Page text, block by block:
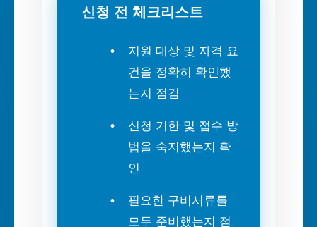
신청 전 체크리스트
지원 대상 및 자격 요
건을 정확히 확인했
는지 점검
신청 기한 및 접수 방
법을 숙지했는지 확
인
필요한 구비서류를
모두 준비했는지 점